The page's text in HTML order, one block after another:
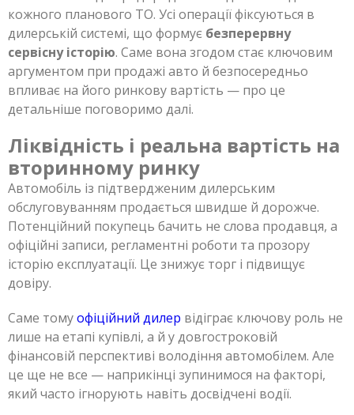
кожного планового ТО. Усі операції фіксуються в
дилерській системі, що формує безперервну
сервісну історію. Саме вона згодом стає ключовим
аргументом при продажі авто й безпосередньо
впливає на його ринкову вартість — про це
детальніше поговоримо далі.
Ліквідність і реальна вартість на
вторинному ринку
Автомобіль із підтвердженим дилерським
обслуговуванням продається швидше й дорожче.
Потенційний покупець бачить не слова продавця, а
офіційні записи, регламентні роботи та прозору
історію експлуатації. Це знижує торг і підвищує
довіру.
Саме томуофіційний дилер відіграє ключову роль не
лише на етапі купівлі, а й у довгостроковій
фінансовій перспективі володіння автомобілем. Але
це ще не все — наприкінці зупинимося на факторі,
який часто ігнорують навіть досвідчені водії.